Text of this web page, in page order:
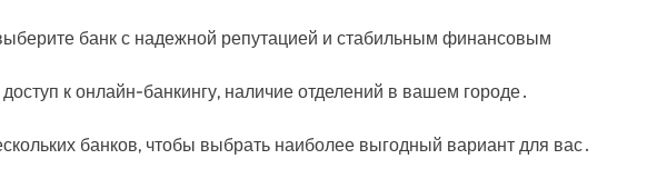
банк с надежной репутацией и стабильным финансовым
к онлайн-банкингу, наличие отделений в вашем городе․
банков, чтобы выбрать наиболее выгодный вариант для вас․